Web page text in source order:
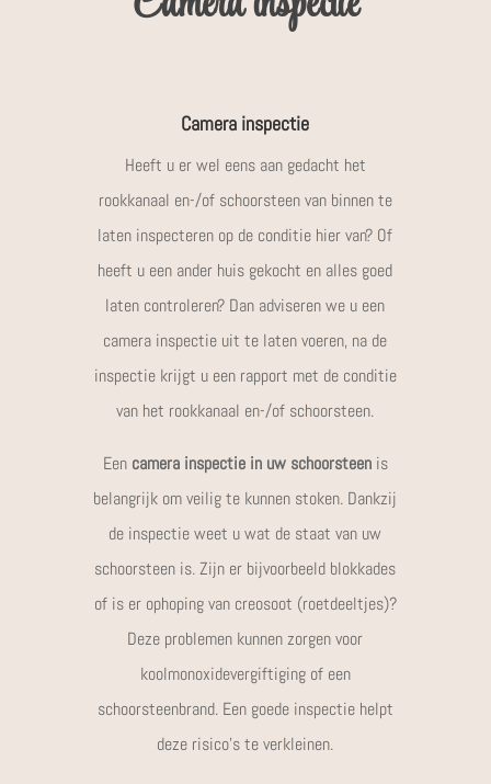
Camera inspectie
Heeft u er wel eens aan gedacht het
rookkanaal en-/of schoorsteen van binnen te
laten inspecteren op de conditie hier van? Of
heeft u een ander huis gekocht en alles goed
laten controleren? Dan adviseren we u een
camera inspectie uit te laten voeren, na de
inspectie krijgt u een rapport met de conditie
van het rookkanaal en-/of schoorsteen.
Een camera inspectie in uw schoorsteen is
belangrijk om veilig te kunnen stoken. Dankzij
de inspectie weet u wat de staat van uw
schoorsteen is. Zijn er bijvoorbeeld blokkades
of is er ophoping van creosoot (roetdeeltjes)?
Deze problemen kunnen zorgen voor
koolmonoxidevergiftiging of een
schoorsteenbrand. Een goede inspectie helpt
deze risico’s te verkleinen.